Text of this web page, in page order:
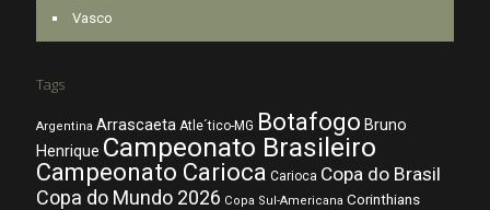
Vasco
Tags
Argentina Arrascaeta Atle´tico-MG Botafogo Bruno
Henrique Campeonato Brasileiro
Campeonato Carioca Carioca Copa do Brasil
Copa do Mundo 2026 Copa Sul-Americana Corinthians